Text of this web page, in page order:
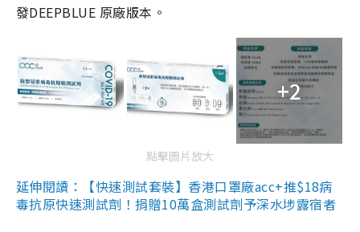
發DEEPBLUE 原廠版本。
+2
點擊圖片放大
延伸閱讀：【快速測試套裝】香港口罩廠acc+推$18病
毒抗原快速測試劑！捐贈10萬盒測試劑予深水埗露宿者